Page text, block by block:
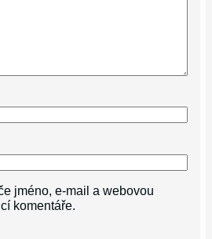
jméno, e-mail a webovou
komentáře.